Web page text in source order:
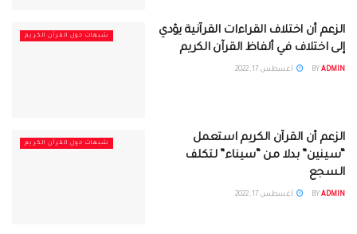
شبهات حول القرآن الكريم
الزعم أن اختلاف القراءات القرآنية يؤدي
إلى اختلاف في ألفاظ القرآن الكريم
BY ADMIN أغسطس 17, 2022
شبهات حول القرآن الكريم
الزعم أن القرآن الكريم استعمل
“سينين” بدلا من “سيناء” لتكلف
السجع
BY ADMIN أغسطس 17, 2022